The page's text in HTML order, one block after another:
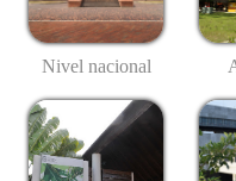
Nivel nacional